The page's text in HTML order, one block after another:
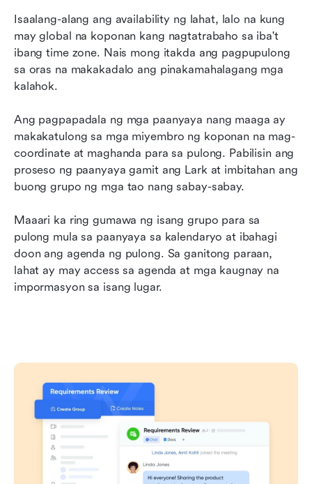
Isaalang-alang ang availability ng lahat, lalo na kung
may global na koponan kang nagtatrabaho sa iba't
ibang time zone. Nais mong itakda ang pagpupulong
sa oras na makakadalo ang pinakamahalagang mga
kalahok.
Ang pagpapadala ng mga paanyaya nang maaga ay
makakatulong sa mga miyembro ng koponan na mag-
coordinate at maghanda para sa pulong. Pabilisin ang
proseso ng paanyaya gamit ang Lark at imbitahan ang
buong grupo ng mga tao nang sabay-sabay.
Maaari ka ring gumawa ng isang grupo para sa
pulong mula sa paanyaya sa kalendaryo at ibahagi
doon ang agenda ng pulong. Sa ganitong paraan,
lahat ay may access sa agenda at mga kaugnay na
impormasyon sa isang lugar.